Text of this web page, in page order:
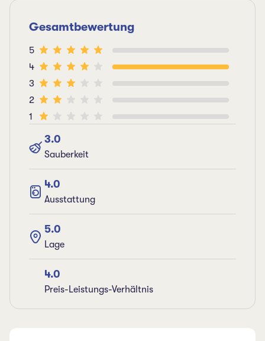
Gesamtbewertung
5
4
3
2
1
3.0
Sauberkeit
4.0
Ausstattung
5.0
Lage
4.0
Preis-Leistungs-Verhältnis